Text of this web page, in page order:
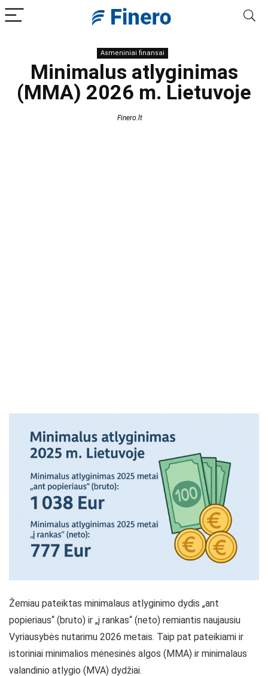
Asmeniniai finansai
Minimalus atlyginimas
(MMA) 2026 m. Lietuvoje
Finero.lt
Žemiau pateiktas minimalaus atlyginimo dydis „ant
popieriaus“ (bruto) ir „į rankas“ (neto) remiantis naujausiu
Vyriausybės nutarimu 2026 metais. Taip pat pateikiami ir
istoriniai minimalios mėnesinės algos (MMA) ir minimalaus
valandinio atlygio (MVA) dydžiai.